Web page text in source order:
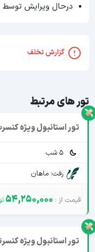
درحال ویرایش توسط
گزارش تخلف
تور های مرتبط
تور استانبول ویژه
5 شب
رفت: ماهان
54,250,000
تور استانبول ویژه